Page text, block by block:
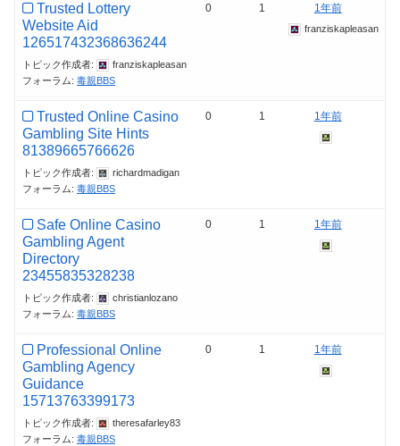
Trusted Lottery
Website Aid
126517432368636244
トピック作成者:
franziskapleasan
フォーラム: 毒親BBS
0 1 1年前
franziskapleasan
Trusted Online Casino
Gambling Site Hints
81389665766626
トピック作成者:
richardmadigan
フォーラム: 毒親BBS
0 1 1年前
Safe Online Casino
Gambling Agent
Directory
23455835328238
トピック作成者:
christianlozano
フォーラム: 毒親BBS
0 1 1年前
Professional Online
Gambling Agency
Guidance
15713763399173
トピック作成者:
theresafarley83
フォーラム: 毒親BBS
0 1 1年前